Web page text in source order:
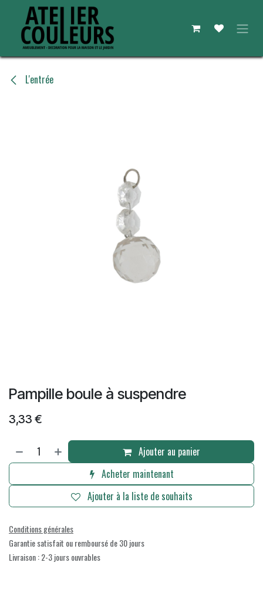
Se rendre au contenu
L'entrée
Pampille boule à suspendre
3,33 €
Ajouter au panier
Acheter maintenant
Ajouter à la liste de souhaits
Conditions générales
Garantie satisfait ou remboursé de 30 jours
Livraison : 2-3 jours ouvrables